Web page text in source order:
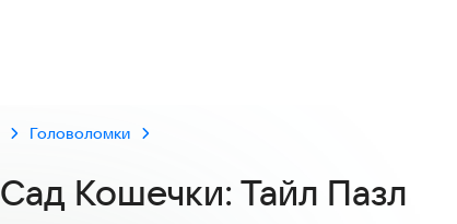
Головоломки
Сад Кошечки: Тайл Пазл